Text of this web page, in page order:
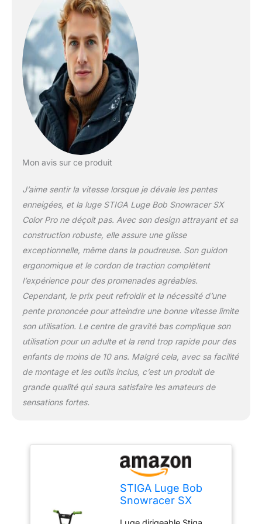
sécurité Câble de
remorquage automatique
permettant de tirer et
remonter la luge plus
facilement Adaptée aux
enfants de 7 ans et plus
– poids maximum
d’utilisation 90 kilos
Mon avis sur ce produit
J’aime sentir la vitesse lorsque je dévale les pentes
enneigées, et la luge STIGA Luge Bob Snowracer SX
Color Pro ne déçoit pas. Avec son design attrayant et sa
construction robuste, elle assure une glisse
exceptionnelle, même dans la poudreuse. Son guidon
ergonomique et le cordon de traction complètent
l’expérience pour des promenades agréables.
Cependant, le prix peut refroidir et la nécessité d’une
pente prononcée pour atteindre une bonne vitesse limite
son utilisation. Le centre de gravité bas complique son
utilisation pour un adulte et la rend trop rapide pour des
enfants de moins de 10 ans. Malgré cela, avec sa facilité
de montage et les outils inclus, c’est un produit de
grande qualité qui saura satisfaire les amateurs de
sensations fortes.
STIGA Luge Bob
Snowracer SX